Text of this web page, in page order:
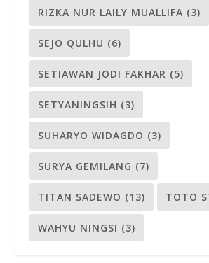
RIZKA NUR LAILY MUALLIFA (3)
SEJO QULHU (6)
SETIAWAN JODI FAKHAR (5)
SETYANINGSIH (3)
SUHARYO WIDAGDO (3)
SURYA GEMILANG (7)
TITAN SADEWO (13) TOTO
WAHYU NINGSI (3)